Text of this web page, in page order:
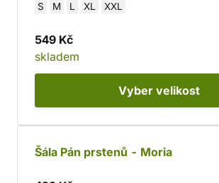
S M L XL XXL
549 Kč
skladem
Vyber velikost
Šála Pán prstenů - Moria